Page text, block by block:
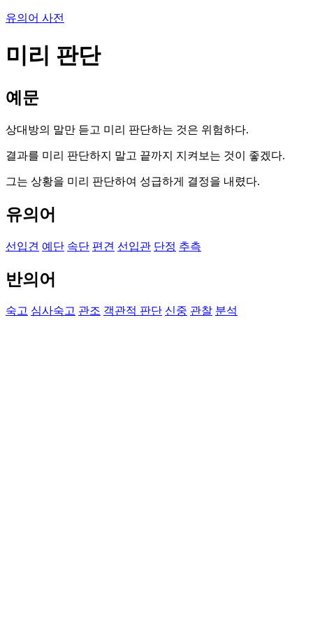
유의어 사전
미리 판단
예문
상대방의 말만 듣고 미리 판단하는 것은 위험하다.
결과를 미리 판단하지 말고 끝까지 지켜보는 것이 좋겠다.
그는 상황을 미리 판단하여 성급하게 결정을 내렸다.
유의어
선입견 예단 속단 편견 선입관 단정 추측
반의어
숙고 심사숙고 관조 객관적 판단 신중 관찰 분석